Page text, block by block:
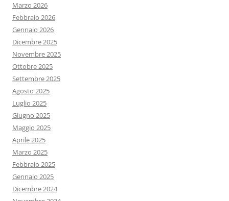
Marzo 2026
Febbraio 2026
Gennaio 2026
Dicembre 2025
Novembre 2025
Ottobre 2025
Settembre 2025
Agosto 2025
Luglio 2025
Giugno 2025
Maggio 2025
Aprile 2025
Marzo 2025
Febbraio 2025
Gennaio 2025
Dicembre 2024